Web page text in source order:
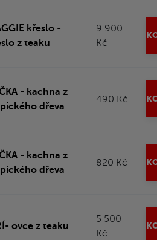
křeslo -
z teaku
9 900
Kč
- kachna z
dřeva
490 Kč
- kachna z
dřeva
820 Kč
ovce z teaku
5 500
Kč